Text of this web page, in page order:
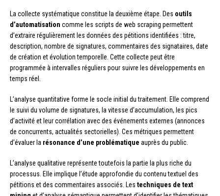
La collecte systématique constitue la deuxième étape. Des outils
d’automatisation comme les scripts de web scraping permettent
d’extraire régulièrement les données des pétitions identifiées : titre,
description, nombre de signatures, commentaires des signataires, date
de création et évolution temporelle. Cette collecte peut être
programmée à intervalles réguliers pour suivre les développements en
temps réel.
L’analyse quantitative forme le socle initial du traitement. Elle comprend
le suivi du volume de signatures, la vitesse d’accumulation, les pics
d’activité et leur corrélation avec des événements externes (annonces
de concurrents, actualités sectorielles). Ces métriques permettent
d’évaluer la résonance d’une problématique auprès du public.
L’analyse qualitative représente toutefois la partie la plus riche du
processus. Elle implique l’étude approfondie du contenu textuel des
pétitions et des commentaires associés. Les techniques de text